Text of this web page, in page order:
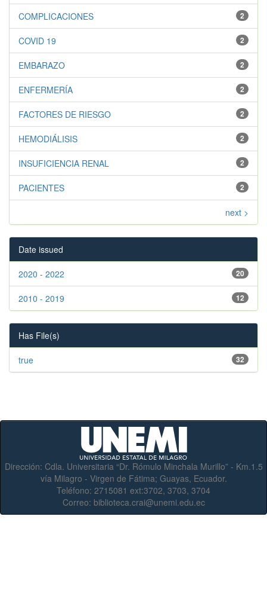
2
COMPLICACIONES
2
COVID 19
2
EMBARAZO
2
ENFERMERÍA
2
FACTORES DE RIESGO
2
HEMODIÁLISIS
2
INSUFICIENCIA RENAL
2
PACIENTES
next >
Date issued
20
2020 - 2022
12
2010 - 2019
Has File(s)
32
true
Dirección: Cdla. Universitaria “Dr. Rómulo Minchala Murillo” - Km.1.5
vía Milagro - Virgen de Fátima; Guayas, Ecuador.
Teléfono: 2715081 ext:3702, 3703, 3704
Correo: biblioteca.crai@unemi.edu.ec